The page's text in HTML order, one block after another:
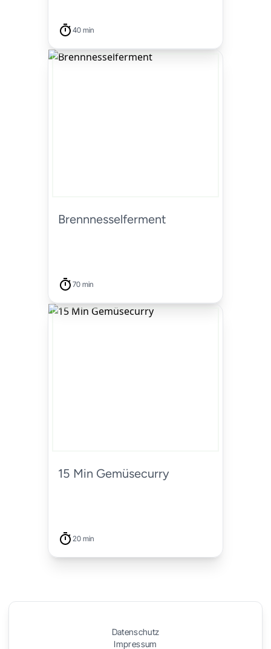
40 min
Brennnesselferment
70 min
15 Min Gemüsecurry
20 min
Datenschutz
Impressum